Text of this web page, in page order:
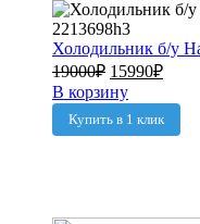
Холодильник б/у
19000₽ 15990₽
В корзину
Купить в 1 клик